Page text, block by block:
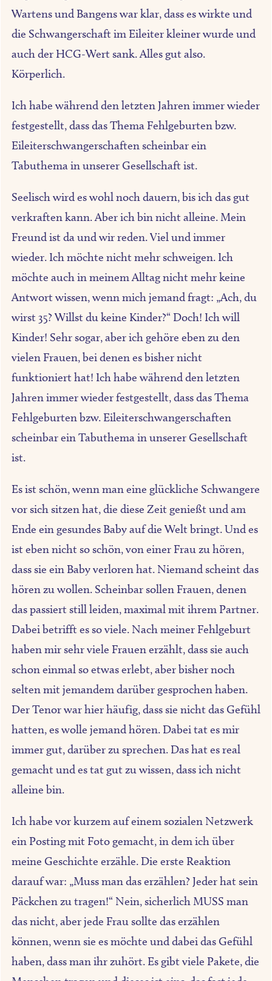
Wartens und Bangens war klar, dass es wirkte und
die Schwangerschaft im Eileiter kleiner wurde und
auch der HCG-Wert sank. Alles gut also.
Körperlich.
Ich habe während den letzten Jahren immer wieder
festgestellt, dass das Thema Fehlgeburten bzw.
Eileiterschwangerschaften scheinbar ein
Tabuthema in unserer Gesellschaft ist.
Seelisch wird es wohl noch dauern, bis ich das gut
verkraften kann. Aber ich bin nicht alleine. Mein
Freund ist da und wir reden. Viel und immer
wieder. Ich möchte nicht mehr schweigen. Ich
möchte auch in meinem Alltag nicht mehr keine
Antwort wissen, wenn mich jemand fragt: „Ach, du
wirst 35? Willst du keine Kinder?“ Doch! Ich will
Kinder! Sehr sogar, aber ich gehöre eben zu den
vielen Frauen, bei denen es bisher nicht
funktioniert hat! Ich habe während den letzten
Jahren immer wieder festgestellt, dass das Thema
Fehlgeburten bzw. Eileiterschwangerschaften
scheinbar ein Tabuthema in unserer Gesellschaft
ist.
Es ist schön, wenn man eine glückliche Schwangere
vor sich sitzen hat, die diese Zeit genießt und am
Ende ein gesundes Baby auf die Welt bringt. Und es
ist eben nicht so schön, von einer Frau zu hören,
dass sie ein Baby verloren hat. Niemand scheint das
hören zu wollen. Scheinbar sollen Frauen, denen
das passiert still leiden, maximal mit ihrem Partner.
Dabei betrifft es so viele. Nach meiner Fehlgeburt
haben mir sehr viele Frauen erzählt, dass sie auch
schon einmal so etwas erlebt, aber bisher noch
selten mit jemandem darüber gesprochen haben.
Der Tenor war hier häufig, dass sie nicht das Gefühl
hatten, es wolle jemand hören. Dabei tat es mir
immer gut, darüber zu sprechen. Das hat es real
gemacht und es tat gut zu wissen, dass ich nicht
alleine bin.
Ich habe vor kurzem auf einem sozialen Netzwerk
ein Posting mit Foto gemacht, in dem ich über
meine Geschichte erzähle. Die erste Reaktion
darauf war: „Muss man das erzählen? Jeder hat sein
Päckchen zu tragen!“ Nein, sicherlich MUSS man
das nicht, aber jede Frau sollte das erzählen
können, wenn sie es möchte und dabei das Gefühl
haben, dass man ihr zuhört. Es gibt viele Pakete, die